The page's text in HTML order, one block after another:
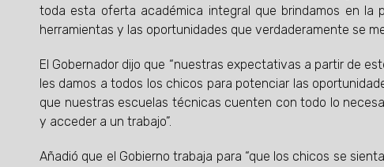
toda esta oferta académica integral que brindamos en la
herramientas y las oportunidades que verdaderamente se
El Gobernador dijo que “nuestras expectativas a partir de
les damos a todos los chicos para potenciar las
que nuestras escuelas técnicas cuenten con todo lo
y acceder a un trabajo”.
Añadió que el Gobierno trabaja para “que los chicos se